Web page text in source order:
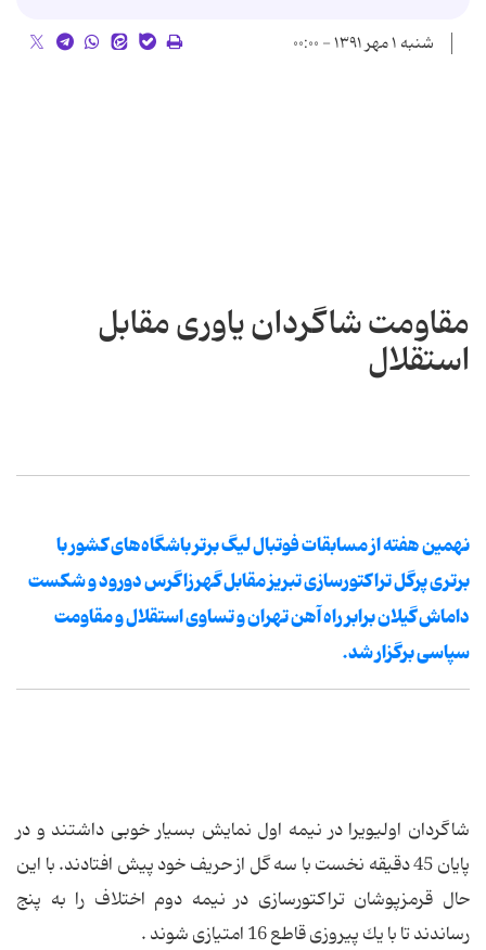
شنبه ۱ مهر ۱۳۹۱ - ۰۰:۰۰
مقاومت شاگردان یاوری مقابل
استقلال
نهمین هفته از مسابقات فوتبال لیگ برتر باشگاه‌های کشور با
برتری پرگل تراکتورسازی تبریز مقابل گهرزاگرس دورود و شکست
داماش گیلان برابر راه آهن تهران و تساوی استقلال و مقاومت
سپاسی برگزار شد.
شاگردان اولیویرا در نیمه اول نمایش بسیار خوبی داشتند و در
پایان 45 دقیقه نخست با سه گل از حریف خود پیش افتادند. با این
حال قرمزپوشان تراكتورسازی در نیمه دوم اختلاف را به پنج
رساندند تا با یك پیروزی قاطع 16 امتیازی شوند .